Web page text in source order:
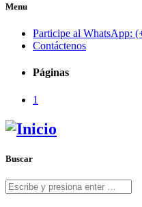
Menu
Participe al WhatsApp:
Contáctenos
Páginas
1
Buscar